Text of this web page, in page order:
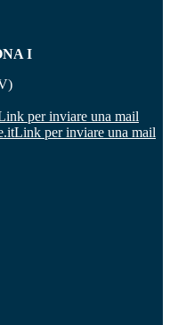
I
per inviare una mail
Link per inviare una mail